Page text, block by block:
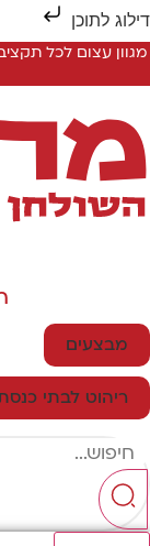
לתוכן
מגוון עצום לכל
מבצעים
ריהוט לבתי כנסת